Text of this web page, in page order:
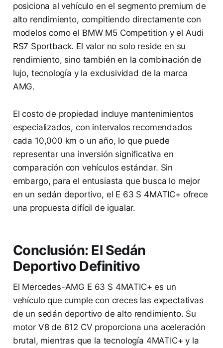
posiciona al vehículo en el segmento premium de
alto rendimiento, compitiendo directamente con
modelos como el BMW M5 Competition y el Audi
RS7 Sportback. El valor no solo reside en su
rendimiento, sino también en la combinación de
lujo, tecnología y la exclusividad de la marca
AMG.
El costo de propiedad incluye mantenimientos
especializados, con intervalos recomendados
cada 10,000 km o un año, lo que puede
representar una inversión significativa en
comparación con vehículos estándar. Sin
embargo, para el entusiasta que busca lo mejor
en un sedán deportivo, el E 63 S 4MATIC+ ofrece
una propuesta difícil de igualar.
Conclusión: El Sedán
Deportivo Definitivo
El Mercedes-AMG E 63 S 4MATIC+ es un
vehículo que cumple con creces las expectativas
de un sedán deportivo de alto rendimiento. Su
motor V8 de 612 CV proporciona una aceleración
brutal, mientras que la tecnología 4MATIC+ y la